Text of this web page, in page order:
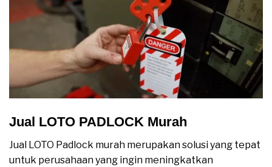
Jual LOTO PADLOCK Murah
Jual LOTO Padlock murah merupakan solusi yang tepat
untuk perusahaan yang ingin meningkatkan